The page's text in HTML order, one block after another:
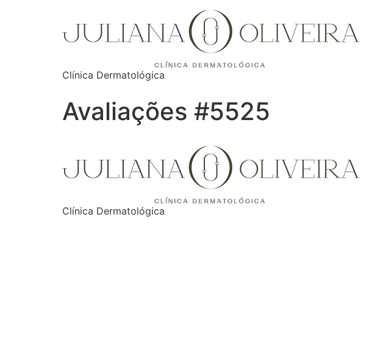
Clínica Dermatológica
Avaliações #5525
Clínica Dermatológica